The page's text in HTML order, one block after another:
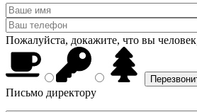
Пожалуйста, докажите, что вы
Письмо директору